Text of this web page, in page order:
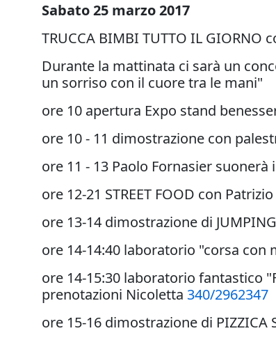
Sabato 25 marzo 2017
TRUCCA BIMBI TUTTO IL GIORNO
Durante la mattinata ci sarà un
un sorriso con il cuore tra le mani"
ore 10 apertura Expo stand
ore 10 - 11 dimostrazione con
ore 11 - 13 Paolo Fornasier
ore 12-21 STREET FOOD con
ore 13-14 dimostrazione di
ore 14-14:40 laboratorio "corsa con
ore 14-15:30 laboratorio fantastico
prenotazioni Nicoletta 340/2962347
ore 15-16 dimostrazione di PIZZICA